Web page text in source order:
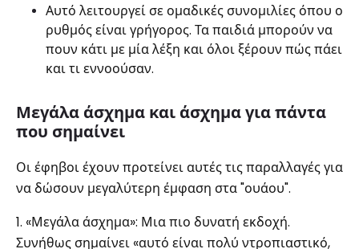
Αυτό λειτουργεί σε ομαδικές συνομιλίες όπου ο
ρυθμός είναι γρήγορος. Τα παιδιά μπορούν να
πουν κάτι με μία λέξη και όλοι ξέρουν πώς πάει
και τι εννοούσαν.
Μεγάλα άσχημα και άσχημα για πάντα
που σημαίνει
Οι έφηβοι έχουν προτείνει αυτές τις παραλλαγές για
να δώσουν μεγαλύτερη έμφαση στα "ουάου".
1. «Μεγάλα άσχημα»: Μια πιο δυνατή εκδοχή.
Συνήθως σημαίνει «αυτό είναι πολύ ντροπιαστικό,